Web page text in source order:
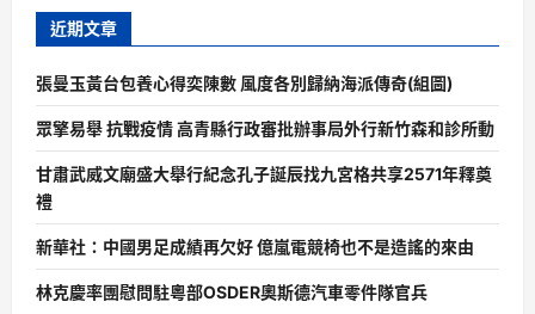
近期文章
張曼玉黃台包養心得奕陳數 風度各別歸納海派傳奇(組圖)
眾擎易舉 抗戰疫情 高青縣行政審批辦事局外行新竹森和診所動
甘肅武威文廟盛大舉行紀念孔子誕辰找九宮格共享2571年釋奠
禮
新華社：中國男足成績再欠好 億嵐電競椅也不是造謠的來由
林克慶率團慰問駐粵部OSDER奧斯德汽車零件隊官兵